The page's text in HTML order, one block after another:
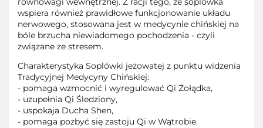
wspiera również prawidłowe funkcjonowanie układu
nerwowego, stosowana jest w medycynie chińskiej na
bóle brzucha niewiadomego pochodzenia - czyli
związane ze stresem.
Charakterystyka Soplówki jeżowatej z punktu widzenia
Tradycyjnej Medycyny Chińskiej:
- pomaga wzmocnić i wyregulować Qi Żołądka,
- uzupełnia Qi Śledziony,
- uspokaja Ducha Shen,
- pomaga pozbyć się zastoju Qi w Wątrobie.